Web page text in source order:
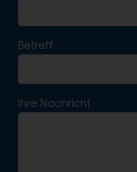
Betreff
Ihre Nachricht